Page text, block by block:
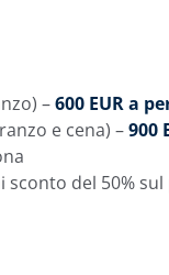
–600 EUR a
e cena) –900
sconto del 50%